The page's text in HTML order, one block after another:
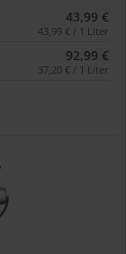
43,99 €
43,99 € / 1 Liter
92,99 €
37,20 € / 1 Liter